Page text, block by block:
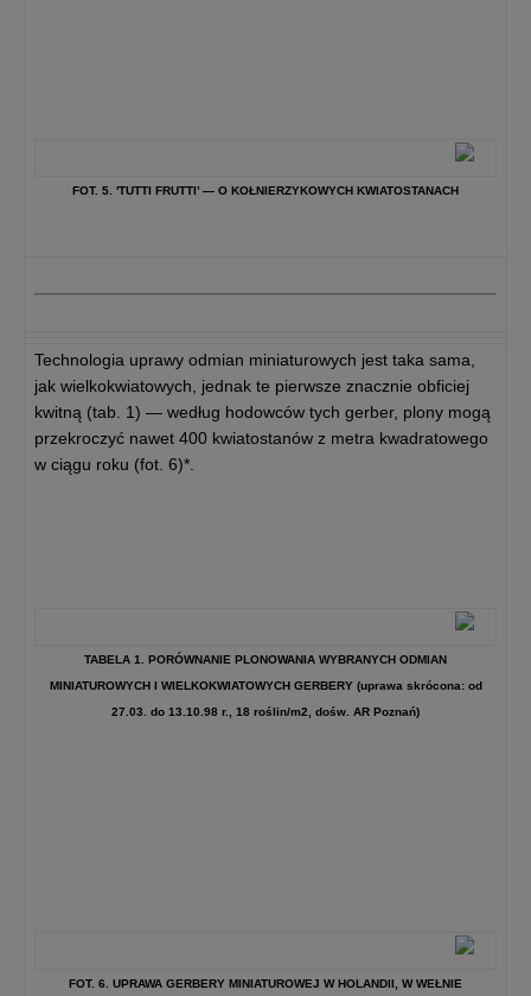
FOT. 5. 'TUTTI FRUTTI’ — O KOŁNIERZYKOWYCH KWIATOSTANACH
Technologia uprawy odmian miniaturowych jest taka sama,
jak wielkokwiatowych, jednak te pierwsze znacznie obficiej
kwitną (tab. 1) — według hodowców tych gerber, plony mogą
przekroczyć nawet 400 kwiatostanów z metra kwadratowego
w ciągu roku (fot. 6)*.
TABELA 1. PORÓWNANIE PLONOWANIA WYBRANYCH ODMIAN
MINIATUROWYCH I WIELKOKWIATOWYCH GERBERY (uprawa skrócona: od
27.03. do 13.10.98 r., 18 roślin/m2, dośw. AR Poznań)
FOT. 6. UPRAWA GERBERY MINIATUROWEJ W HOLANDII, W WEŁNIE